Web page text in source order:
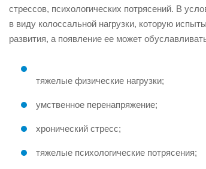
стрессов, психологических потрясений. В
в виду колоссальной нагрузки, которую
развития, а появление ее может
тяжелые физические нагрузки;
умственное перенапряжение;
хронический стресс;
тяжелые психологические потрясения;